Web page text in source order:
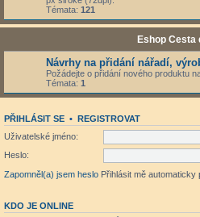
Témata: 121
Eshop Cesta
Návrhy na přidání nářadí,
Požádejte o přidání nového produktu
Témata: 1
PŘIHLÁSIT SE • REGISTROVAT
Uživatelské jméno:
Heslo:
Zapomněl(a) jsem heslo Přihlásit mě
KDO JE ONLINE